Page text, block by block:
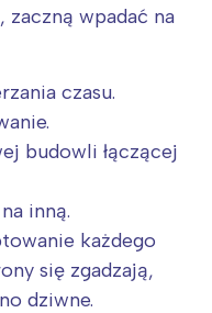
wpadać na
czasu.
budowli łączącej
inną.
każdego
się zgadzają,
dziwne.